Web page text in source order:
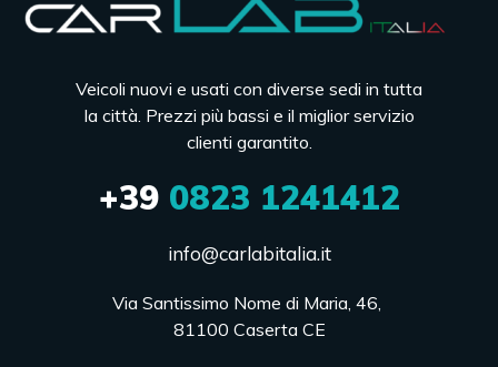
Veicoli nuovi e usati con diverse sedi in tutta
la città. Prezzi più bassi e il miglior servizio
clienti garantito.
+390823 1241412
info@carlabitalia.it
Via Santissimo Nome di Maria, 46,
81100 Caserta CE